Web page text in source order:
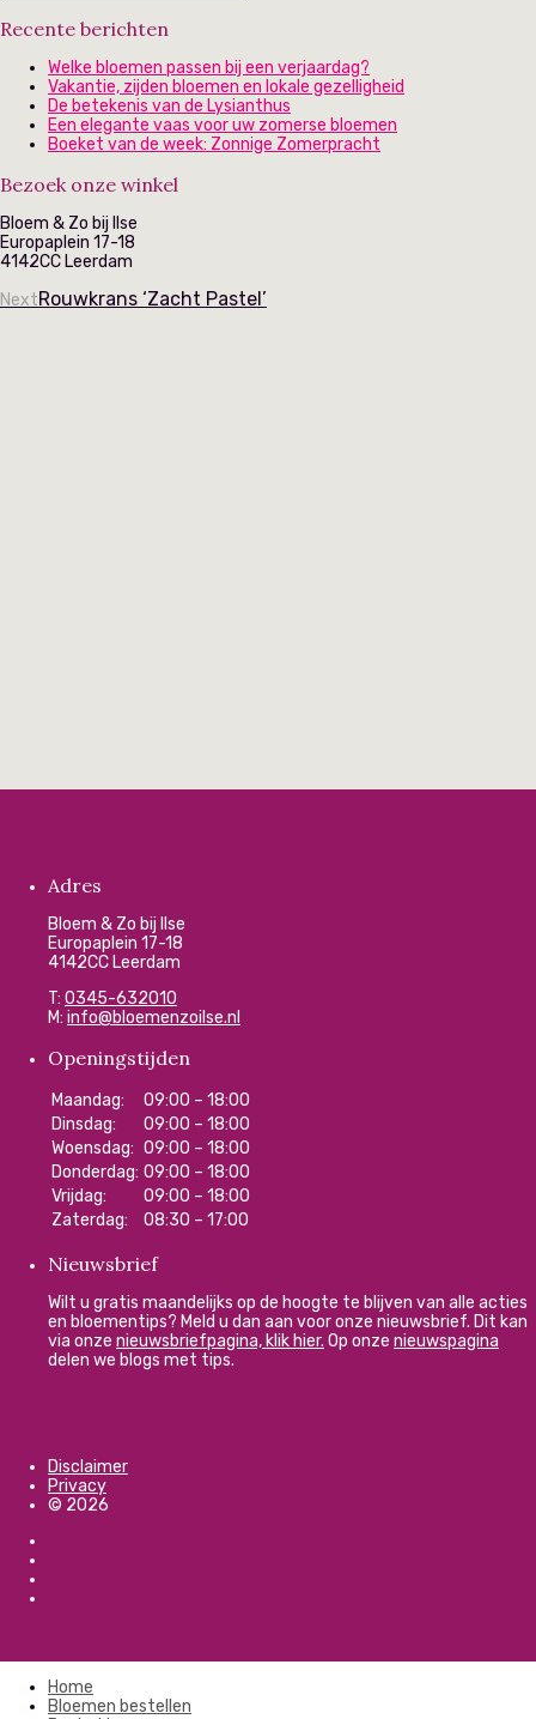
Recente berichten
Welke bloemen passen bij een verjaardag?
Vakantie, zijden bloemen en lokale gezelligheid
De betekenis van de Lysianthus
Een elegante vaas voor uw zomerse bloemen
Boeket van de week: Zonnige Zomerpracht
Bezoek onze winkel
Bloem & Zo bij Ilse
Europaplein 17-18
4142CC Leerdam
NextRouwkrans ‘Zacht Pastel’
Adres
Bloem & Zo bij Ilse
Europaplein 17-18
4142CC Leerdam
T: 0345-632010
M: info@bloemenzoilse.nl
Openingstijden
Maandag:
09:00 – 18:00
Dinsdag:
09:00 – 18:00
Woensdag: 09:00 – 18:00
Donderdag: 09:00 – 18:00
Vrijdag:
09:00 – 18:00
Zaterdag:
08:30 – 17:00
Nieuwsbrief
Wilt u gratis maandelijks op de hoogte te blijven van alle acties
en bloementips? Meld u dan aan voor onze nieuwsbrief. Dit kan
via onze nieuwsbriefpagina, klik hier. Op onze nieuwspagina
delen we blogs met tips.
Disclaimer
Privacy
© 2026
Home
Bloemen bestellen